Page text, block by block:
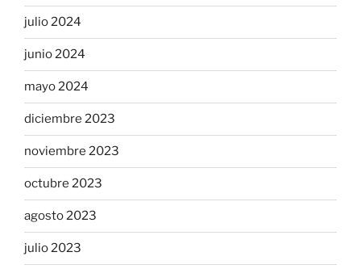
julio 2024
junio 2024
mayo 2024
diciembre 2023
noviembre 2023
octubre 2023
agosto 2023
julio 2023